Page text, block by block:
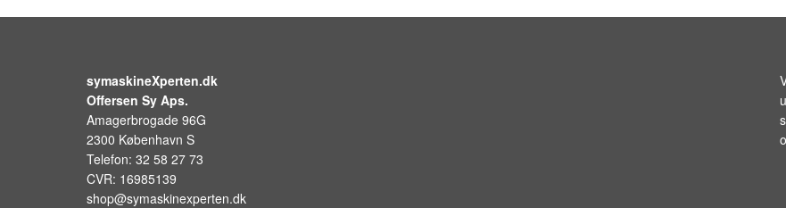
symaskineXperten.dk
Offersen Sy Aps.
Amagerbrogade 96G
2300 København S
Telefon: 32 58 27 73
CVR: 16985139
shop@symaskinexperten.dk